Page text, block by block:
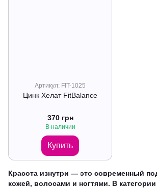
Артикул: FIT-1025
Цинк Хелат FitBalance
370 грн
В наличии
Купить
Красота изнутри — это современный
кожей, волосами и ногтями. В